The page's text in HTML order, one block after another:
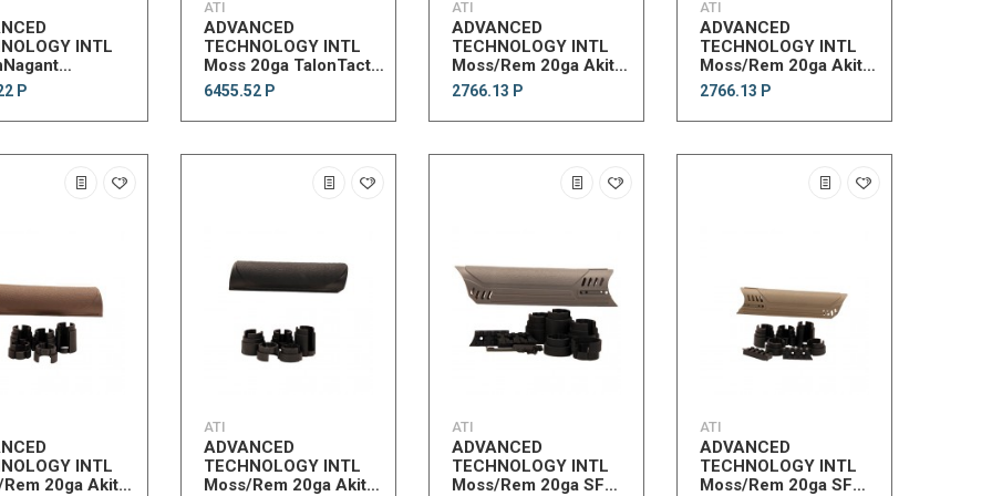
INTL
MontCrlo
Р
ATI
ADVANCED
TECHNOLOGY INTL
Moss 20ga TalonTact
Shotgun RearPG
w/SRPG
6455.52 Р
ATI
ADVANCED
TECHNOLOGY INTL
Moss/Rem 20ga Akita
Forend DG
2766.13 Р
ATI
ADVANCED
TECHNOLOGY INTL
Moss/Rem 20ga Akita
Forend FDE
2766.13 Р
INTL
20ga Akita
ATI
ADVANCED
TECHNOLOGY INTL
Moss/Rem 20ga Akita
ATI
ADVANCED
TECHNOLOGY INTL
Moss/Rem 20ga SF
ATI
ADVANCED
TECHNOLOGY INTL
Moss/Rem 20ga SF